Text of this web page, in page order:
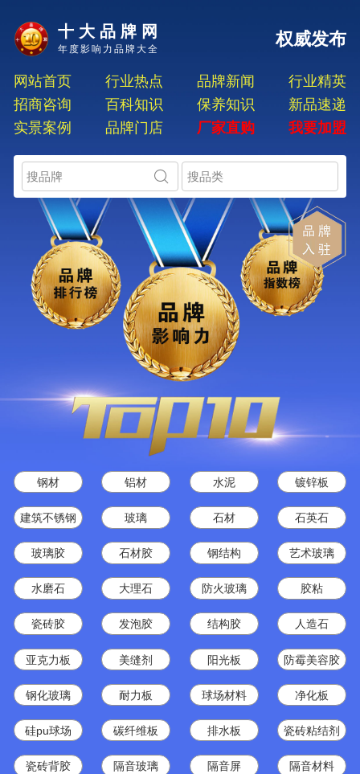
十大品牌网
年度影响力品牌大全
权威发布
网站首页 行业热点 品牌新闻
行业精英
招商咨询
百科知识 保养知识
新品速递
实景案例
品牌门店 厂家直购 我要加盟
钢材 铝材 水泥 镀锌板
建筑不锈钢 玻璃 石材 石英石
玻璃胶 石材胶 钢结构 艺术玻璃
水磨石 大理石 防火玻璃 胶粘
瓷砖胶 发泡胶 结构胶 人造石
亚克力板 美缝剂 阳光板 防霉美容胶
钢化玻璃 耐力板 球场材料 净化板
硅pu球场 碳纤维板 排水板 瓷砖粘结剂
瓷砖背胶 隔音玻璃 隔音屏 隔音材料